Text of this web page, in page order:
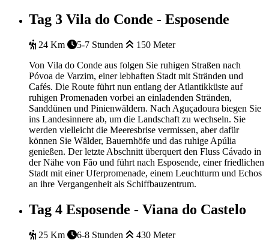
Tag 3 Vila do Conde - Esposende
24 Km 5-7 Stunden
150 Meter
Von Vila do Conde aus folgen Sie ruhigen Straßen nach
Póvoa de Varzim, einer lebhaften Stadt mit Stränden und
Cafés. Die Route führt nun entlang der Atlantikküste auf
ruhigen Promenaden vorbei an einladenden Stränden,
Sanddünen und Pinienwäldern. Nach Aguçadoura biegen Sie
ins Landesinnere ab, um die Landschaft zu wechseln. Sie
werden vielleicht die Meeresbrise vermissen, aber dafür
können Sie Wälder, Bauernhöfe und das ruhige Apúlia
genießen. Der letzte Abschnitt überquert den Fluss Cávado in
der Nähe von Fão und führt nach Esposende, einer friedlichen
Stadt mit einer Uferpromenade, einem Leuchtturm und Echos
an ihre Vergangenheit als Schiffbauzentrum.
Tag 4 Esposende - Viana do Castelo
25 Km 6-8 Stunden
430 Meter